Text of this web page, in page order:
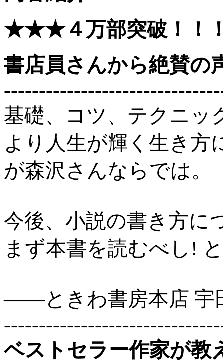
★★★４万部突破！
書店員さんから絶賛の
基礎、コツ、テクニッ
より人生が輝く生き方
が森沢さんならでは。
今後、小説の書き方に
まず本書を読むべし!
――ときわ書房本店 宇
ベストセラー作家が